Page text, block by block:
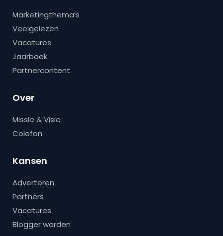
Marketingthema’s
Veelgelezen
Vacatures
Jaarboek
Partnercontent
Over
Missie & Visie
Colofon
Kansen
Adverteren
Partners
Vacatures
Blogger worden